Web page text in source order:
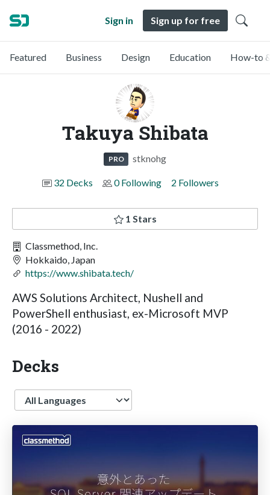
Sign in Sign up for free
Featured Business Design Education How-to
Takuya Shibata
PRO stknohg
32 Decks 0 Following 2 Followers
1 Stars
Classmethod, Inc.
Hokkaido, Japan
https://www.shibata.tech/
AWS Solutions Architect, Nushell and
PowerShell enthusiast, ex-Microsoft MVP
(2016 - 2022)
Decks
Language